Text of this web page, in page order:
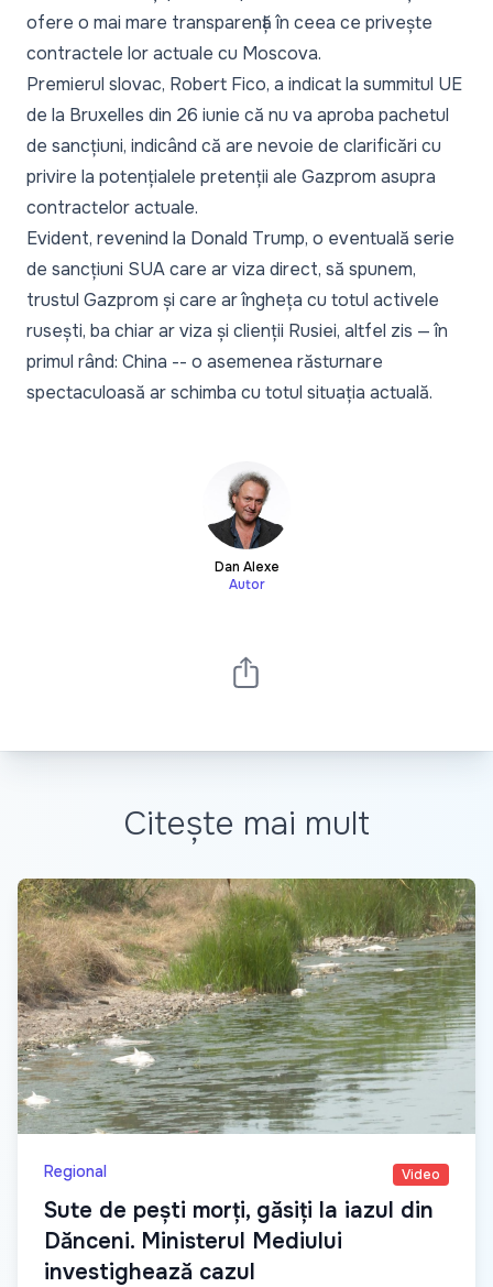
ofere o mai mare transparență în ceea ce privește
contractele lor actuale cu Moscova.
Premierul slovac, Robert Fico, a indicat la summitul UE
de la Bruxelles din 26 iunie că nu va aproba pachetul
de sancțiuni, indicând că are nevoie de clarificări cu
privire la potențialele pretenții ale Gazprom asupra
contractelor actuale.
Evident, revenind la Donald Trump, o eventuală serie
de sancțiuni SUA care ar viza direct, să spunem,
trustul Gazprom și care ar îngheța cu totul activele
rusești, ba chiar ar viza și clienții Rusiei, altfel zis — în
primul rând: China -- o asemenea răsturnare
spectaculoasă ar schimba cu totul situația actuală.
Dan Alexe
Autor
Citește mai mult
Regional Video
Sute de pești morți, găsiți la iazul din
Dănceni. Ministerul Mediului
investighează cazul